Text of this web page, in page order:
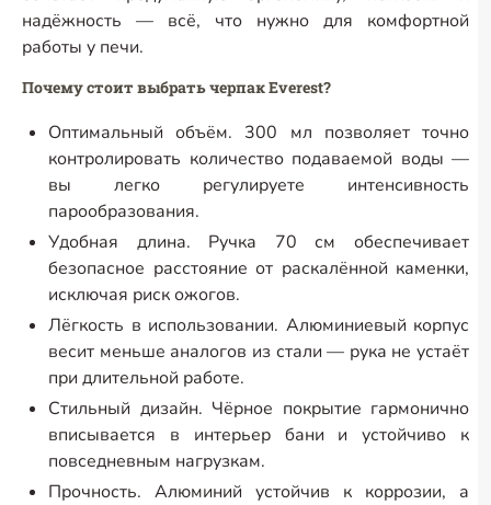
надёжность — всё, что нужно для комфортной
работы у печи.
Почему стоит выбрать черпак Everest?
Оптимальный объём. 300 мл позволяет точно
контролировать количество подаваемой воды —
вы легко регулируете интенсивность
парообразования.
Удобная длина. Ручка 70 см обеспечивает
безопасное расстояние от раскалённой каменки,
исключая риск ожогов.
Лёгкость в использовании. Алюминиевый корпус
весит меньше аналогов из стали — рука не устаёт
при длительной работе.
Стильный дизайн. Чёрное покрытие гармонично
вписывается в интерьер бани и устойчиво к
повседневным нагрузкам.
Прочность. Алюминий устойчив к коррозии, а